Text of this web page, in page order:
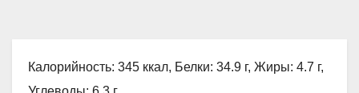
Калорийность: 345 ккал, Белки: 34.9 г, Жиры: 4.7 г,